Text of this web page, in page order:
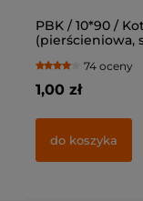
PBK / 10*90 /
(pierścieniowa,
74 oceny
1,00 zł
do koszyka